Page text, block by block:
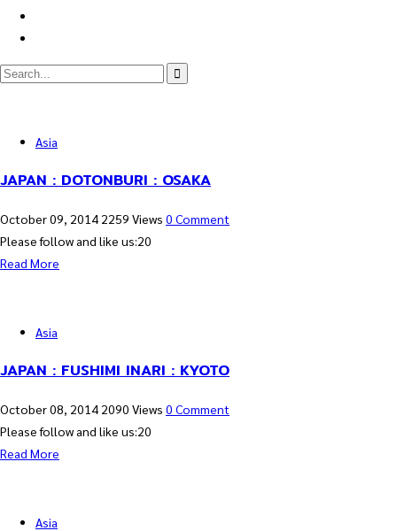
Asia
JAPAN : DOTONBURI : OSAKA
October 09, 2014 2259 Views 0 Comment
Please follow and like us:20
Read More
Asia
JAPAN : FUSHIMI INARI : KYOTO
October 08, 2014 2090 Views 0 Comment
Please follow and like us:20
Read More
Asia